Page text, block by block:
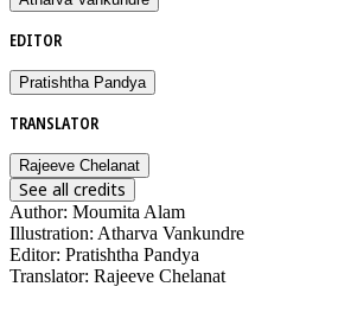
EDITOR
Pratishtha Pandya
TRANSLATOR
Rajeeve Chelanat
See all credits
Author: Moumita Alam
Illustration: Atharva Vankundre
Editor: Pratishtha Pandya
Translator: Rajeeve Chelanat